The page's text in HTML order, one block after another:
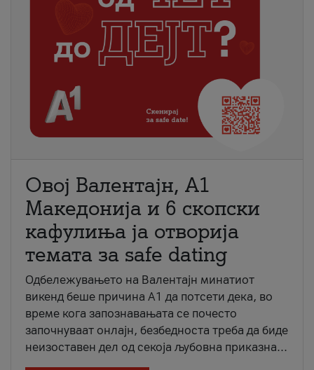
Овој Валентајн, A1
Македонија и 6 скопски
кафулиња ја отворија
темата за safe dating
Одбележувањето на Валентајн минатиот
викенд беше причина А1 да потсети дека, во
време кога запознавањата се почесто
започнуваат онлајн, безбедноста треба да биде
неизоставен дел од секоја љубовна приказна...